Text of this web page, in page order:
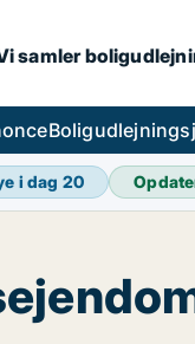
samler
i dag 20